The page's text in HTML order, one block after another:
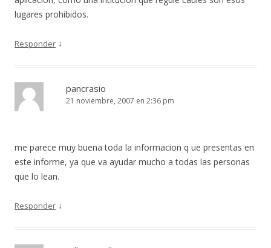
lugares prohibidos.
Responder ↓
pancrasio
21 noviembre, 2007 en 2:36 pm
me parece muy buena toda la informacion q ue presentas en
este informe, ya que va ayudar mucho a todas las personas
que lo lean.
Responder ↓